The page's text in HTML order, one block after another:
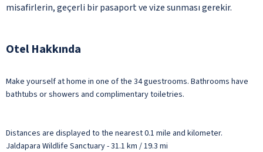
misafirlerin, geçerli bir pasaport ve vize sunması gerekir.
Otel Hakkında
Make yourself at home in one of the 34 guestrooms. Bathrooms have
bathtubs or showers and complimentary toiletries.
Distances are displayed to the nearest 0.1 mile and kilometer.
Jaldapara Wildlife Sanctuary - 31.1 km / 19.3 mi